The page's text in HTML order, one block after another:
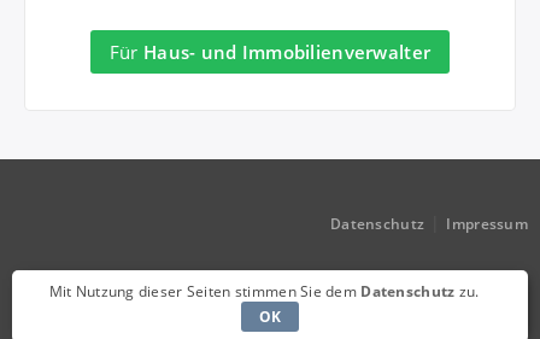
Für Haus- und Immobilienverwalter
Datenschutz Impressum
Mit Nutzung dieser Seiten stimmen Sie dem Datenschutz zu.
OK